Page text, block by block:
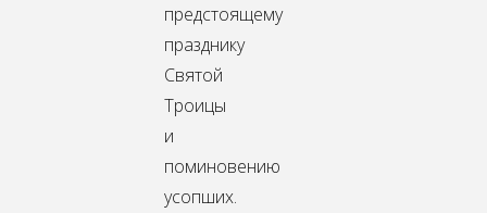
предстоящему
празднику
Святой
Троицы
и
поминовению
усопших.